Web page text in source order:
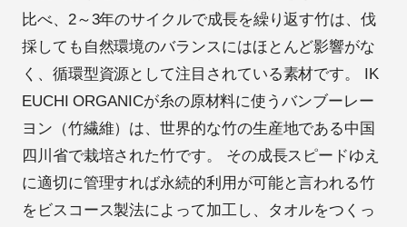
比べ、2～3年のサイクルで成長を繰り返す竹は、伐
採しても自然環境のバランスにはほとんど影響がな
く、循環型資源として注目されている素材です。 IK
EUCHI ORGANICが糸の原材料に使うバンブーレー
ヨン（竹繊維）は、世界的な竹の生産地である中国
四川省で栽培された竹です。 その成長スピードゆえ
に適切に管理すれば永続的利用が可能と言われる竹
をビスコース製法によって加工し、タオルをつくっ